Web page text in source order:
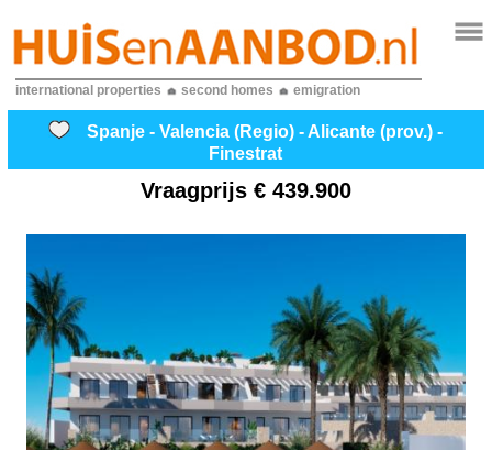
international properties second homes emigration
Spanje - Valencia (Regio) - Alicante (prov.) -
Finestrat
Vraagprijs € 439.900